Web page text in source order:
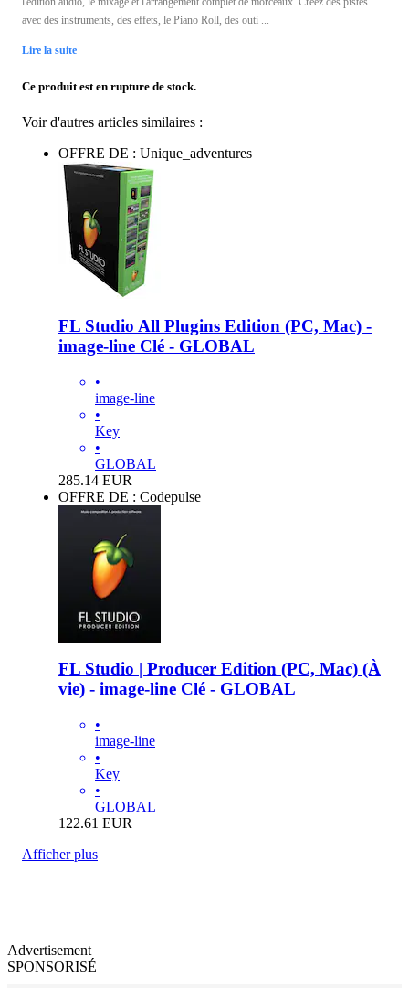
avec des instruments, des effets, le Piano Roll, des outi ...
Lire la suite
Ce produit est en rupture de stock.
Voir d'autres articles similaires :
OFFRE DE : Unique_adventures
FL Studio All Plugins Edition (PC, Mac) -
image-line Clé - GLOBAL
•
image-line
•
Key
•
GLOBAL
285.14 EUR
OFFRE DE : Codepulse
FL Studio | Producer Edition (PC, Mac) (À
vie) - image-line Clé - GLOBAL
•
image-line
•
Key
•
GLOBAL
122.61 EUR
Afficher plus
Advertisement
SPONSORISÉ